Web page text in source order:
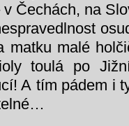
v Čechách, na
matku malé
toulá po
A tím pádem i